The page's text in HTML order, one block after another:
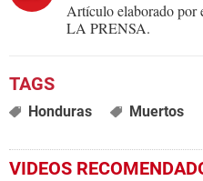
Artículo elaborado por
LA PRENSA.
Honduras Muertos
VIDEOS